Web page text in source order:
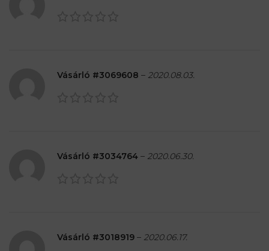
Vásárló #3069608 – 2020.08.03.
Vásárló #3034764 – 2020.06.30.
Vásárló #3018919 – 2020.06.17.